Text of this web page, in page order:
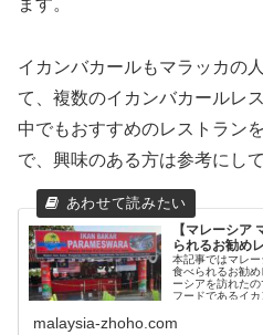
ます。
イカンバカールもマラッカの
て、複数のイカンバカールレ
中でもおすすめのレストラン
で、興味のある方は参考にし
【マレーシア
られるお勧め
本記事ではマレ
食べられるお勧
ーシアを訪れた
フードであるイ
malaysia-zhoho.com